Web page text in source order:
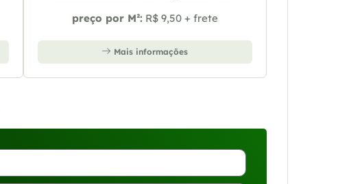
preço por M²: R$ 9,50 + frete
Mais informações